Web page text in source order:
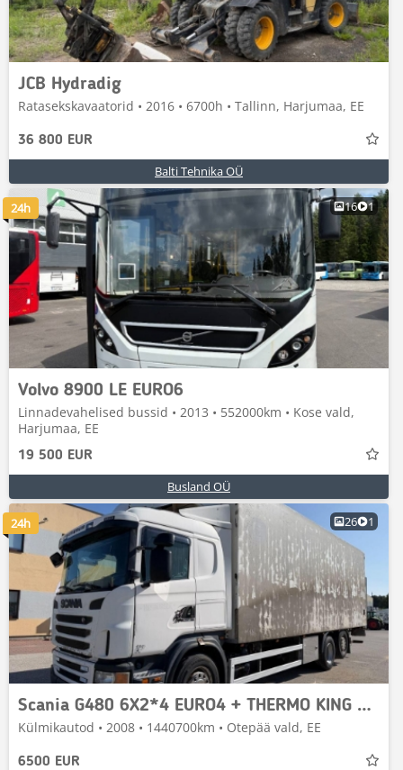
JCB Hydradig
Ratasekskavaatorid • 2016 • 6700h • Tallinn, Harjumaa, EE
36 800 EUR
Balti Tehnika OÜ
16 1
Volvo 8900 LE EURO6
Linnadevahelised bussid • 2013 • 552000km • Kose vald,
Harjumaa, EE
19 500 EUR
Busland OÜ
24h
26 1
Scania G480 6X2*4 EURO4 + THERMO KING SPECTRUM + RETARDER
Külmikautod • 2008 • 1440700km • Otepää vald, EE
6500 EUR
24h